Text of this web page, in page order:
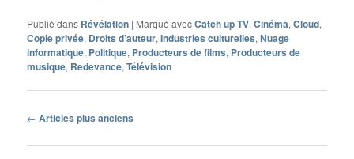
Publié dans Révélation | Marqué avecCatch up TV,Cinéma,Cloud,
Copie privée, Droits d’auteur,Industries culturelles,Nuage
informatique, Politique, Producteurs de films, Producteurs de
musique, Redevance,Télévision
Navigation
articles
← Articles plus anciens